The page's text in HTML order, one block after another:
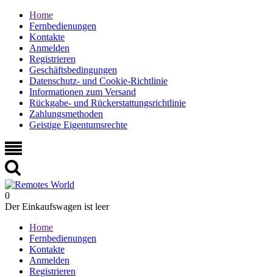
Home
Fernbedienungen
Kontakte
Anmelden
Registrieren
Geschäftsbedingungen
Datenschutz- und Cookie-Richtlinie
Informationen zum Versand
Rückgabe- und Rückerstattungsrichtlinie
Zahlungsmethoden
Geistige Eigentumsrechte
0
Der Einkaufswagen ist leer
Home
Fernbedienungen
Kontakte
Anmelden
Registrieren